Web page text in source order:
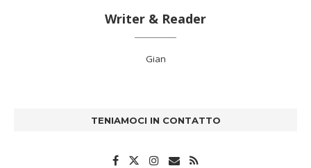
Writer & Reader
Gian
TENIAMOCI IN CONTATTO